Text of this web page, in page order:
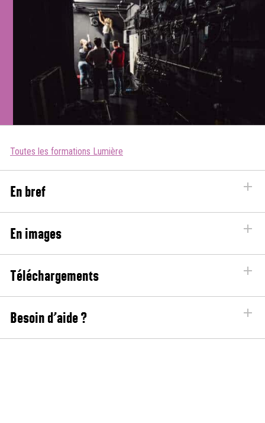
Toutes les formations Lumière
En bref
En images
Téléchargements
Besoin d’aide ?